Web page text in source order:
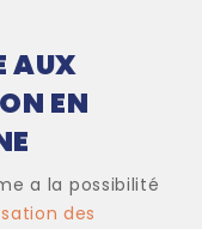
AUX
EN
a la possibilité
des